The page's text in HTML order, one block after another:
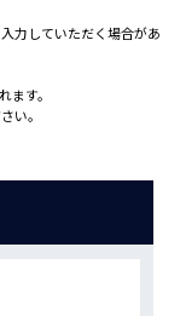
力していただく場合があ
す。
い。